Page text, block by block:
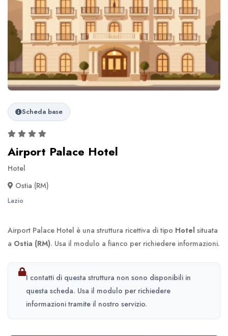
Scheda base
Airport Palace Hotel
Hotel
Ostia (RM)
Lazio
Airport Palace Hotel è una struttura ricettiva di tipo Hotel situata
a Ostia (RM). Usa il modulo a fianco per richiedere informazioni.
I contatti di questa struttura non sono disponibili in
questa scheda. Usa il modulo per richiedere
informazioni tramite il nostro servizio.